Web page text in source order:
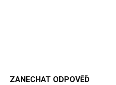
ZANECHAT ODPOVĚĎ